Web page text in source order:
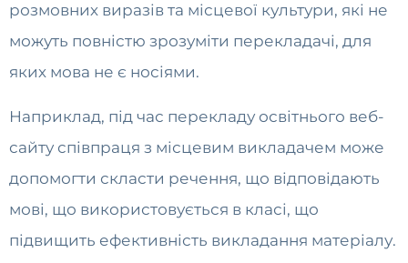
розмовних виразів та місцевої культури, які не
можуть повністю зрозуміти перекладачі, для
яких мова не є носіями.
Наприклад, під час перекладу освітнього веб-
сайту співпраця з місцевим викладачем може
допомогти скласти речення, що відповідають
мові, що використовується в класі, що
підвищить ефективність викладання матеріалу.